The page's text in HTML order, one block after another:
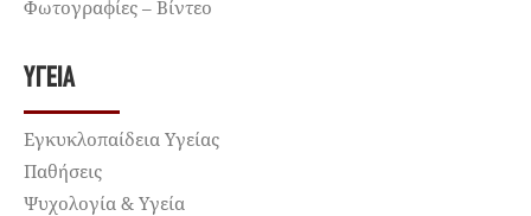
Φωτογραφίες – Βίντεο
ΥΓΕΊΑ
Εγκυκλοπαίδεια Υγείας
Παθήσεις
Ψυχολογία & Υγεία